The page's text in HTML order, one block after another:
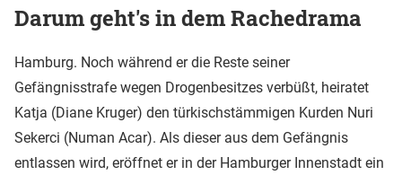
Darum geht's in dem Rachedrama
Hamburg. Noch während er die Reste seiner
Gefängnisstrafe wegen Drogenbesitzes verbüßt, heiratet
Katja (Diane Kruger) den türkischstämmigen Kurden Nuri
Sekerci (Numan Acar). Als dieser aus dem Gefängnis
entlassen wird, eröffnet er in der Hamburger Innenstadt ein